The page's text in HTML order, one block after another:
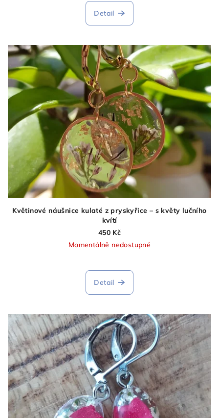
Detail
Květinové náušnice kulaté z pryskyřice – s květy lučního
kvítí
450 Kč
Momentálně nedostupné
Detail